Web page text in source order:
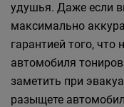
удушья. Даже если
максимально
гарантией того, что
автомобиля
заметить при
разыщете